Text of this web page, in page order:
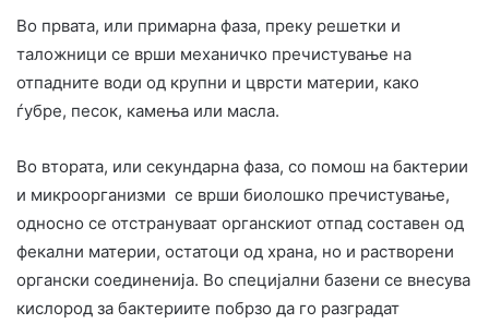
Во првата, или примарна фаза, преку решетки и
таложници се врши механичко пречистување на
отпадните води од крупни и цврсти материи, како
ѓубре, песок, камења или масла.
Во втората, или секундарна фаза, со помош на бактерии
и микроорганизми се врши биолошко пречистување,
односно се отстрануваат органскиот отпад составен од
фекални материи, остатоци од храна, но и растворени
органски соединенија. Во специјални базени се внесува
кислород за бактериите побрзо да го разградат